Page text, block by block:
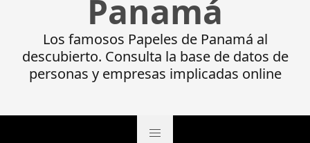
Panamá
Los famosos Papeles de Panamá al
descubierto. Consulta la base de datos de
personas y empresas implicadas online